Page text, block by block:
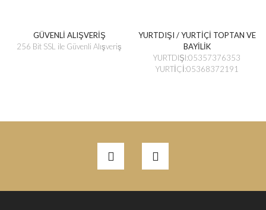
GÜVENLİ ALIŞVERİŞ
256 Bit SSL ile Güvenli Alışveriş
YURTDIŞI / YURTİÇİ TOPTAN VE
BAYİLİK
YURTDIŞI:05357376353
YURTİÇİ:05368372191